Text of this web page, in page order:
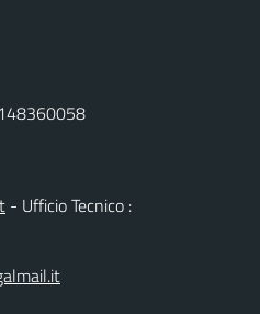
- Ufficio Tecnico :